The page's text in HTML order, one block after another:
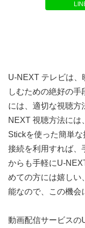
U-NEXT テレビは、
しむための絶好の
には、適切な視聴方
NEXT 視聴方法に
Stickを使った簡単
接続を利用すれば、
からも手軽にU-
めての方には嬉しい
能なので、この機会
動画配信サービスの